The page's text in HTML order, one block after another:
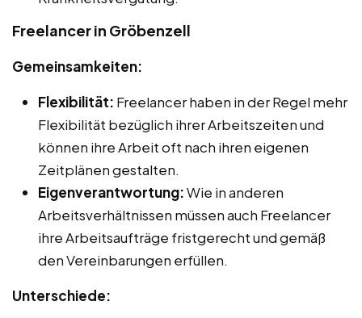
Freelancer in Gröbenzell
Gemeinsamkeiten:
Flexibilität: Freelancer haben in der Regel mehr
Flexibilität bezüglich ihrer Arbeitszeiten und
können ihre Arbeit oft nach ihren eigenen
Zeitplänen gestalten.
Eigenverantwortung:Wie in anderen
Arbeitsverhältnissen müssen auch Freelancer
ihre Arbeitsaufträge fristgerecht und gemäß
den Vereinbarungen erfüllen.
Unterschiede: